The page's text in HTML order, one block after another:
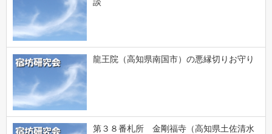
龍王院（高知県南国市）の悪縁切りお守り
第３８番札所 金剛福寺（高知県土佐清水